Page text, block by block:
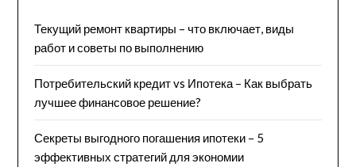
Текущий ремонт квартиры – что включает, виды
работ и советы по выполнению
Потребительский кредит vs Ипотека – Как выбрать
лучшее финансовое решение?
Секреты выгодного погашения ипотеки – 5
эффективных стратегий для экономии